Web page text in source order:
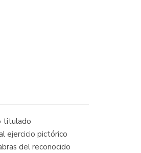
titulado
ejercicio pictórico
del reconocido